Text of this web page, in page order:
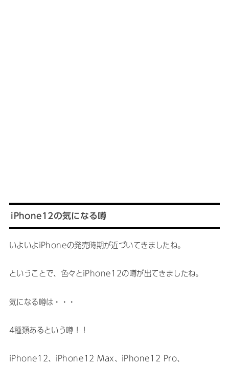
iPhone12の気になる噂
いよいよiPhoneの発売時期が近づいてきましたね。
ということで、色々とiPhone12の噂が出てきましたね。
気になる噂は・・・
4種類あるという噂！！
iPhone12、iPhone12 Max、iPhone12 Pro、